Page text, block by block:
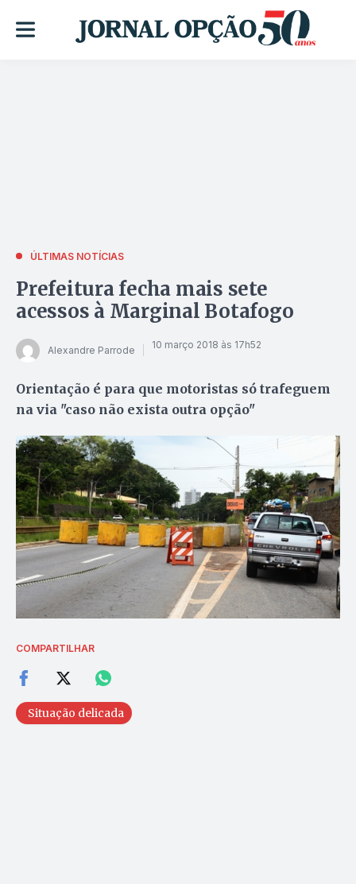
ÚLTIMAS NOTÍCIAS
Prefeitura fecha mais sete
acessos à Marginal Botafogo
Alexandre Parrode 10 março 2018 às 17h52
Orientação é para que motoristas só trafeguem
na via "caso não exista outra opção"
COMPARTILHAR
Situação delicada